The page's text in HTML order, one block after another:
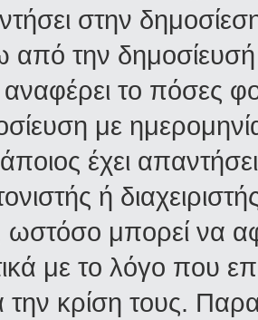
στην
από την
το πόσες
με
έχει
ή
ωστόσο μπορεί να
με το λόγο που
την κρίση τους.